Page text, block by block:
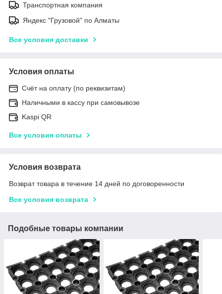
Транспортная компания
Яндекс "Грузовой" по Алматы
Все условия доставки
Условия оплаты
Счёт на оплату (по реквизитам)
Наличными в кассу при самовывозе
Kaspi QR
Все условия оплаты
Условия возврата
Возврат товара в течение 14 дней по договоренности
Все условия возврата
Подобные товары компании